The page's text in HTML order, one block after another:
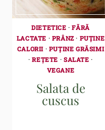
DIETETICE ·FĂRĂ
LACTATE · PRÂNZ· PUȚINE
CALORII· PUȚINE GRĂSIMI
·REȚETE · SALATE ·
VEGANE
Salata de
cuscus